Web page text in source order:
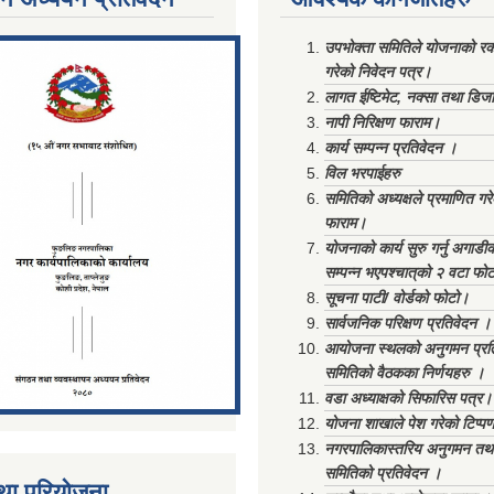
Al...
उपभोक्ता समितिले योजनाको
गरेको निवेदन पत्र।
लागत ईष्टिमेट, नक्सा तथा
नापी निरिक्षण फाराम।
कार्य सम्पन्न प्रतिवेदन ।
विल भरपाईहरु
समितिको अध्यक्षले प्रमाणित
फाराम।
योजनाको कार्य सुरु गर्नु
सम्पन्न भएपश्चात्‌को २ वटा
सूचना पाटी/ वोर्डको फोटो।
सार्वजनिक परिक्षण प्रतिवेदन ।
आयोजना स्थलको अनुगमन
समितिको वैठकका निर्णयहरु ।
वडा अध्याक्षको सिफारिस पत्र।
योजना शाखाले पेश गरेको
नगरपालिकास्तरिय अनुगमन
समितिको प्रतिवेदन ।